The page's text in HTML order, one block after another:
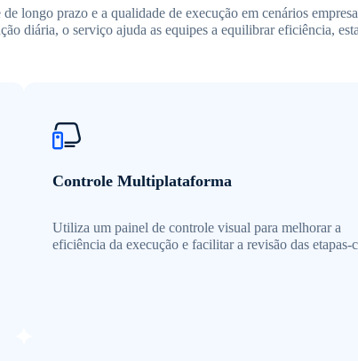
longo prazo e a qualidade de execução em cenários
diária, o serviço ajuda as equipes a equilibrar eficiência,
Controle Multiplataforma
Utiliza um painel de controle visual para melhorar a
eficiência da execução e facilitar a revisão das etapas-